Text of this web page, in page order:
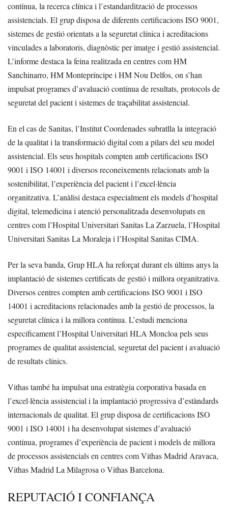
contínua, la recerca clínica i l’estandardització de processos
assistencials. El grup disposa de diferents certificacions ISO 9001,
sistemes de gestió orientats a la seguretat clínica i acreditacions
vinculades a laboratoris, diagnòstic per imatge i gestió assistencial.
L’informe destaca la feina realitzada en centres com HM
Sanchinarro, HM Montepríncipe i HM Nou Delfos, on s’han
impulsat programes d’avaluació contínua de resultats, protocols de
seguretat del pacient i sistemes de traçabilitat assistencial.
En el cas de Sanitas, l’Institut Coordenades subratlla la integració
de la qualitat i la transformació digital com a pilars del seu model
assistencial. Els seus hospitals compten amb certificacions ISO
9001 i ISO 14001 i diversos reconeixements relacionats amb la
sostenibilitat, l’experiència del pacient i l’excel·lència
organitzativa. L’anàlisi destaca especialment els models d’hospital
digital, telemedicina i atenció personalitzada desenvolupats en
centres com l’Hospital Universitari Sanitas La Zarzuela, l’Hospital
Universitari Sanitas La Moraleja i l’Hospital Sanitas CIMA.
Per la seva banda, Grup HLA ha reforçat durant els últims anys la
implantació de sistemes certificats de gestió i millora organitzativa.
Diversos centres compten amb certificacions ISO 9001 i ISO
14001 i acreditacions relacionades amb la gestió de processos, la
seguretat clínica i la millora contínua. L’estudi menciona
específicament l’Hospital Universitari HLA Moncloa pels seus
programes de qualitat assistencial, seguretat del pacient i avaluació
de resultats clínics.
Vithas també ha impulsat una estratègia corporativa basada en
l’excel·lència assistencial i la implantació progressiva d’estàndards
internacionals de qualitat. El grup disposa de certificacions ISO
9001 i ISO 14001 i ha desenvolupat sistemes d’avaluació
contínua, programes d’experiència de pacient i models de millora
de processos assistencials en centres com Vithas Madrid Aravaca,
Vithas Madrid La Milagrosa o Vithas Barcelona.
REPUTACIÓ I CONFIANÇA